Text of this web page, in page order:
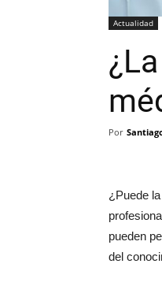
Actualidad
Por
¿Puede
pueden
del